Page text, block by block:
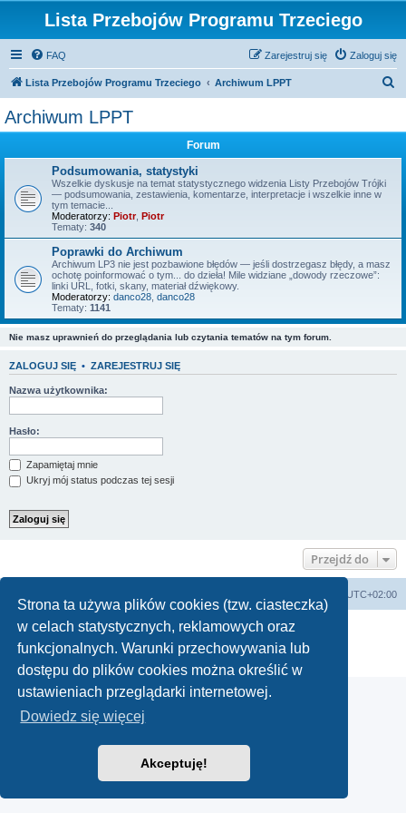
Strona ta używa plików cookies (tzw. ciasteczka)
w celach statystycznych, reklamowych oraz
funkcjonalnych. Warunki przechowywania lub
dostępu do plików cookies można określić w
ustawieniach przeglądarki internetowej.
Dowiedz się więcej
Akceptuję!
Lista Przebojów Programu Trzeciego
FAQ Zaloguj się
Zarejestruj się
Lista Przebojów Programu Trzeciego Archiwum LPPT
Archiwum LPPT
Forum
Podsumowania, statystyki
Wszelkie dyskusje na temat statystycznego widzenia Listy Przebojów Trójki
— podsumowania, zestawienia, komentarze, interpretacje i wszelkie inne w
tym temacie...
Moderatorzy: Piotr, Piotr
Tematy: 340
Poprawki do Archiwum
Archiwum LP3 nie jest pozbawione błędów — jeśli dostrzegasz błędy, a masz
ochotę poinformować o tym... do dzieła! Mile widziane „dowody rzeczowe”:
linki URL, fotki, skany, materiał dźwiękowy.
Moderatorzy: danco28 danco28
Tematy: 1141
Nie masz uprawnień do przeglądania lub czytania tematów na tym forum.
ZALOGUJ SIĘ • ZAREJESTRUJ SIĘ
Nazwa użytkownika:
Hasło:
Zapamiętaj mnie
Ukryj mój status podczas tej sesji
Przejdź do
UTC+02:00
Technologię dostarczaphpBB® Forum Software © phpBB Limited
Polski pakiet językowy dostarcza
phpBB.pl
Zasady ochrony danych osobowych